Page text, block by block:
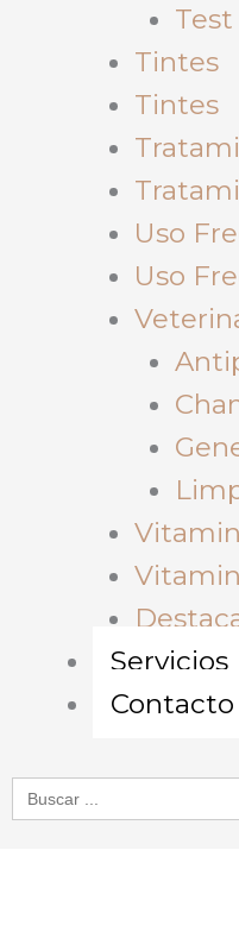
Tintes
Tintes
Uso
Uso
Servicios
Contacto
Buscar: